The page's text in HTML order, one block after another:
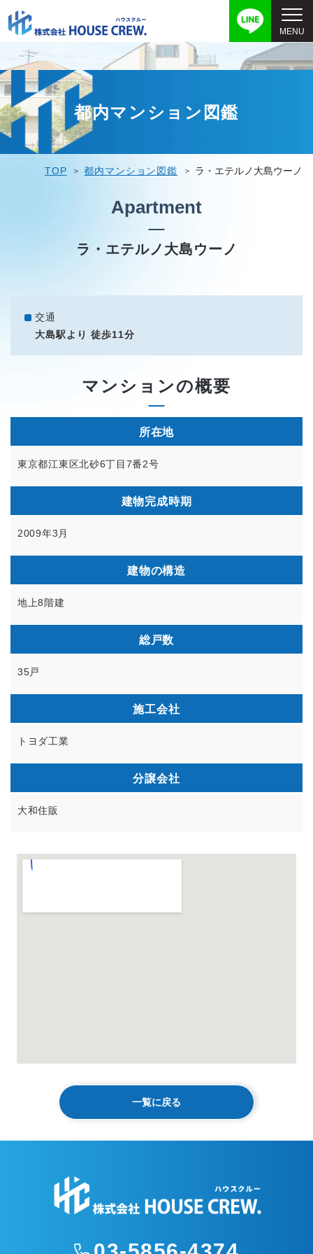
都内マンション図鑑
TOP 都内マンション図鑑 ラ・エテルノ大島ウーノ
Apartment
ラ・エテルノ大島ウーノ
交通
大島駅より 徒歩11分
マンションの概要
所在地
東京都江東区北砂6丁目7番2号
建物完成時期
2009年3月
建物の構造
地上8階建
総戸数
35戸
施工会社
トヨダ工業
分譲会社
大和住販
一覧に戻る